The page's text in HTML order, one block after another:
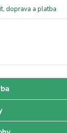
doprava a platba